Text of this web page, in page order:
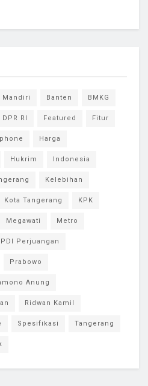
Mandiri Banten BMKG
DPR RI Featured Fitur
Harga
Hukrim Indonesia
Kelebihan
Kota Tangerang KPK
Megawati Metro
PDI Perjuangan
Prabowo
Anung
Ridwan Kamil
Spesifikasi Tangerang